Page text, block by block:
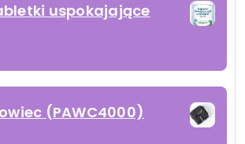
uspokajające
(PAWC4000)